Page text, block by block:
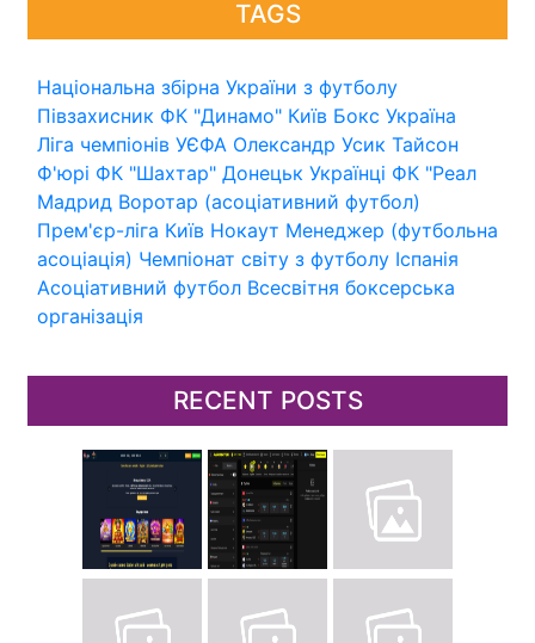
TAGS
Національна збірна України з футболу
Півзахисник ФК "Динамо" Київ Бокс Україна
Ліга чемпіонів УЄФА Олександр Усик Тайсон
Ф'юрі ФК "Шахтар" Донецьк Українці ФК "Реал
Мадрид Воротар (асоціативний футбол)
Прем'єр-ліга Київ Нокаут Менеджер (футбольна
асоціація) Чемпіонат світу з футболу Іспанія
Асоціативний футбол Всесвітня боксерська
організація
RECENT POSTS